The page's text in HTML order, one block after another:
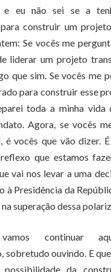
e eu não sei se a
construir um
Se vocês me
liderar um projeto
que sim. Se vocês me
para construir esse
toda a minha vida
Agora, se vocês
é vocês que vão dizer.
que estamos
vai nos levar a uma
à Presidência da
superação dessa
continuar
sobretudo ouvindo. E
da